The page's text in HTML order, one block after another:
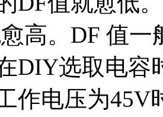
高。DF 值
DIY选取电容
作电压为45V